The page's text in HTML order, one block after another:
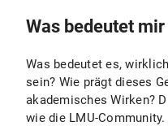
Was bedeutet
Was bedeutet es,
sein? Wie prägt dieses
akademisches Wirken?
wie die LMU-